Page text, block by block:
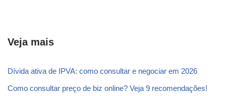
Veja mais
Dívida ativa de IPVA: como consultar e negociar em 2026
Como consultar preço de biz online? Veja 9 recomendações!